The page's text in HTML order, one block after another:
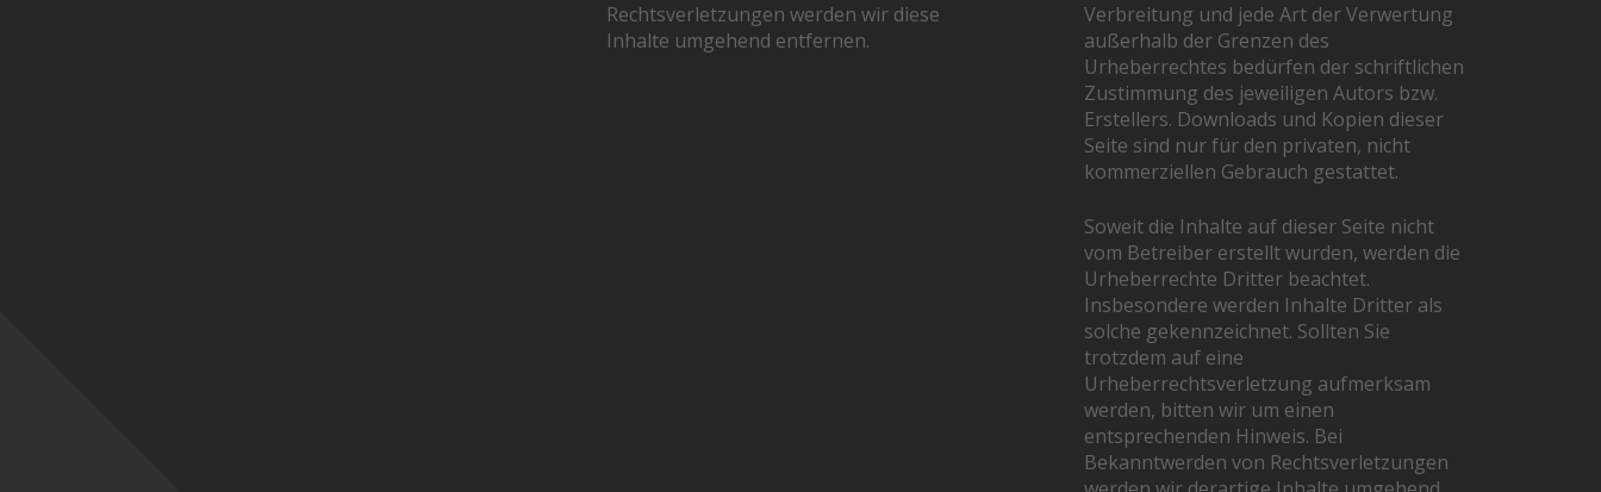
Rechtsverletzungen werden wir diese
Inhalte umgehend entfernen.
Verbreitung und jede Art der Verwertung
außerhalb der Grenzen des
Urheberrechtes bedürfen der schriftlichen
Zustimmung des jeweiligen Autors bzw.
Erstellers. Downloads und Kopien dieser
Seite sind nur für den privaten, nicht
kommerziellen Gebrauch gestattet.
Soweit die Inhalte auf dieser Seite nicht
vom Betreiber erstellt wurden, werden die
Urheberrechte Dritter beachtet.
Insbesondere werden Inhalte Dritter als
solche gekennzeichnet. Sollten Sie
trotzdem auf eine
Urheberrechtsverletzung aufmerksam
werden, bitten wir um einen
entsprechenden Hinweis. Bei
Bekanntwerden von Rechtsverletzungen